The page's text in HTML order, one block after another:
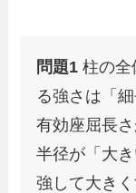
問題1 柱の全
る強さは「
有効座屈長
半径が「大
強して大き